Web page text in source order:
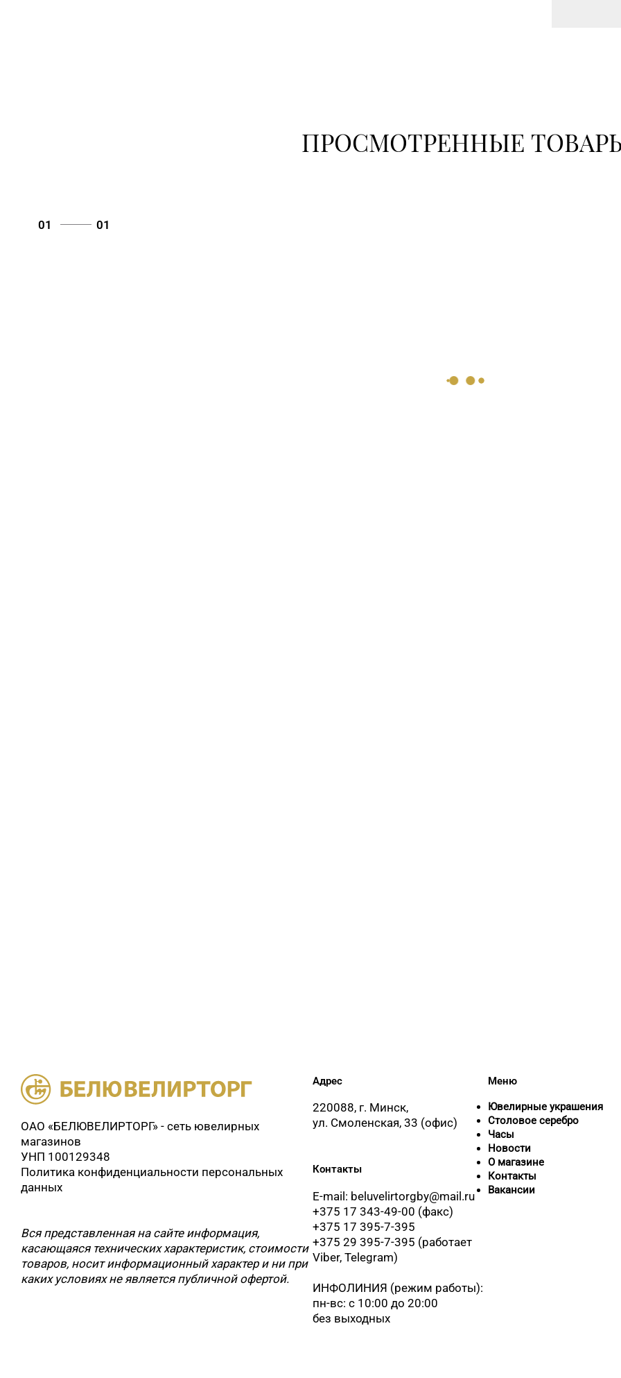
8 (0222) 64-
ПРОСМОТРЕННЫЕ
01 01
ОАО «БЕЛЮВЕЛИРТОРГ» - сеть ювелирных
магазинов
УНП 100129348
Политика конфиденциальности персональных
данных
Вся представленная на сайте информация,
касающаяся технических характеристик, стоимости
товаров, носит информационный характер и ни при
каких условиях не является публичной офертой.
Адрес
220088, г. Минск,
ул. Смоленская, 33 (офис)
Контакты
E-mail: beluvelirtorgby@mail.ru
+375 17 343-49-00 (факс)
+375 17 395-7-395
+375 29 395-7-395 (работает
Viber, Telegram)
ИНФОЛИНИЯ (режим работы):
пн-вс: с 10:00 до 20:00
без выходных
Меню
Ювелирные украшения
Столовое серебро
Часы
Новости
О магазине
Контакты
Вакансии